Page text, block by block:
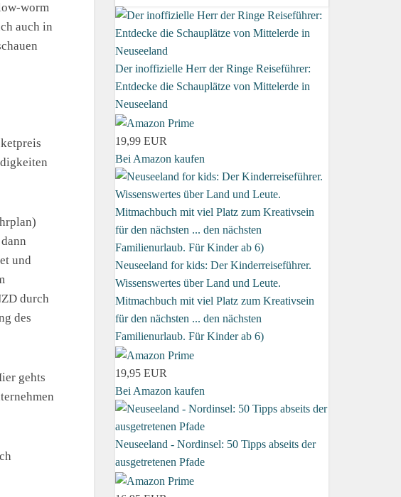
worm
auch in
und
durch
des
gehts
Der inoffizielle Herr der Ringe Reiseführer:
Entdecke die Schauplätze von Mittelerde in
Neuseeland
19,99 EUR
Bei Amazon kaufen
Neuseeland for kids: Der Kinderreiseführer.
Wissenswertes über Land und Leute.
Mitmachbuch mit viel Platz zum Kreativsein
für den nächsten ... den nächsten
Familienurlaub. Für Kinder ab 6)
19,95 EUR
Bei Amazon kaufen
Neuseeland - Nordinsel: 50 Tipps abseits der
ausgetretenen Pfade